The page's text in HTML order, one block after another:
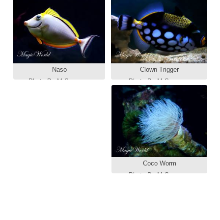
Clown Trigger
Photo By M.Samman
Naso
Photp By M.Samman
Coco Worm
Photo By M.Samman